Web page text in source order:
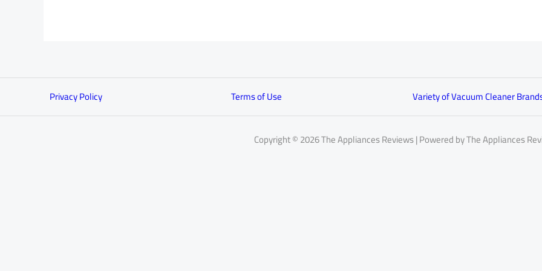
Privacy Policy Terms of Use Variety of Vacuum Cleaner
Copyright © 2026 The Appliances Reviews | Powered by The Appliances